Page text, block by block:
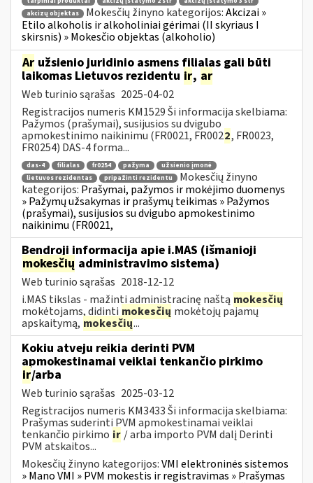
akcizų objektas
Mokesčių žinyno kategorijos:Akcizai »
Etilo alkoholis ir alkoholiniai gėrimai (II skyriaus I
skirsnis) » Mokesčio objektas (alkoholio)
Ar užsienio juridinio asmens filialas gali būti
laikomas Lietuvos rezidentu ir, ar
Web turinio sąrašas 2025-04-02
Registracijos numeris KM1529 Ši informacija skelbiama:
Pažymos (prašymai), susijusios su dvigubo
apmokestinimo naikinimu (FR0021, FR0022, FR0023,
FR0254) DAS-4 forma...
das-4 filialas fr0254 pažyma
užsienio įmonė
lietuvos rezidentas
pripažinti rezidentu
Mokesčių žinyno
kategorijos: Prašymai, pažymos ir mokėjimo duomenys
» Pažymų užsakymas ir prašymų teikimas » Pažymos
(prašymai), susijusios su dvigubo apmokestinimo
naikinimu (FR0021,
Bendroji informacija apie i.MAS (išmanioji
mokesčių administravimo sistema)
Web turinio sąrašas 2018-12-12
i.MAS tikslas - mažinti administracinę naštą mokesčių
mokėtojams, didinti mokesčių mokėtojų pajamų
apskaitymą, mokesčių...
Kokiu atveju reikia derinti PVM
apmokestinamai veiklai tenkančio pirkimo
ir/arba
Web turinio sąrašas 2025-03-12
Registracijos numeris KM3433 Ši informacija skelbiama:
Prašymas suderinti PVM apmokestinamai veiklai
tenkančio pirkimo ir / arba importo PVM dalį Derinti
PVM atskaitos...
Mokesčių žinyno kategorijos:VMI elektroninės sistemos
» Mano VMI » PVM mokestis ir registravimas » Prašymas